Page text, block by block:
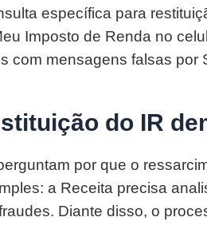
específica para
Imposto de Renda no
com mensagens falsas por
do IR
por que o
a Receita precisa
Diante disso, o